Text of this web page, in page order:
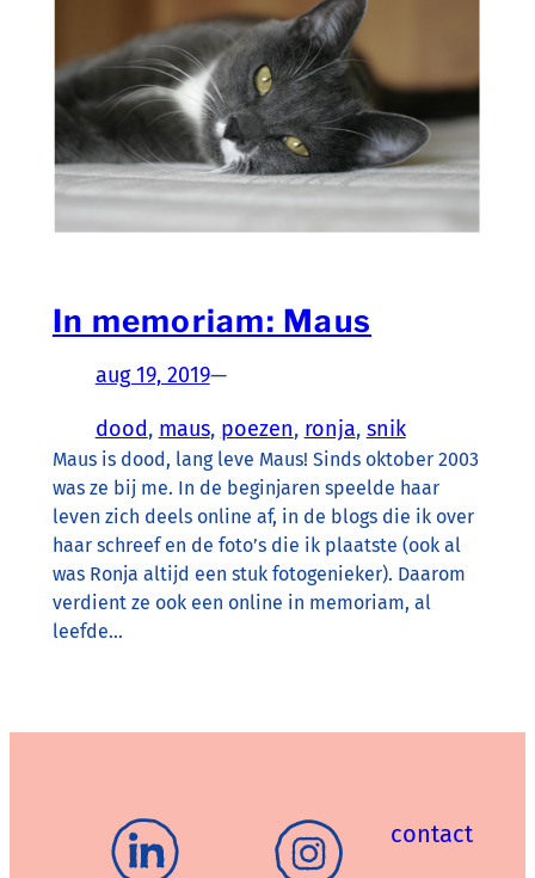
In memoriam: Maus
aug 19, 2019—
dood, maus, poezen, ronja, snik
Maus is dood, lang leve Maus! Sinds oktober 2003
was ze bij me. In de beginjaren speelde haar
leven zich deels online af, in de blogs die ik over
haar schreef en de foto’s die ik plaatste (ook al
was Ronja altijd een stuk fotogenieker). Daarom
verdient ze ook een online in memoriam, al
leefde…
contact